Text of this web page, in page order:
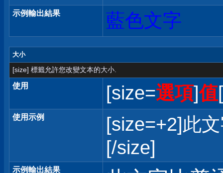
示例輸出結果 藍色文字
大小
[size] 標籤允許您改變文本的大小.
使用 [size=選項]值
使用示例
[size=+2]此
[/size]
示例輸出結果